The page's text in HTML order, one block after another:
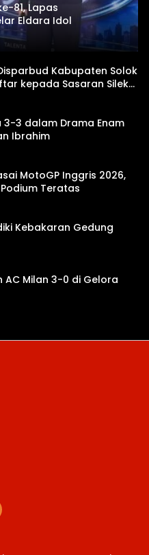
81, Lapas
Eldara Idol
Kabupaten Solok
kepada Sasaran Silek
Pageh
3-3 dalam Drama Enam
Ibrahim
MotoGP Inggris 2026,
Teratas
Kebakaran Gedung
AC Milan 3-0 di Gelora